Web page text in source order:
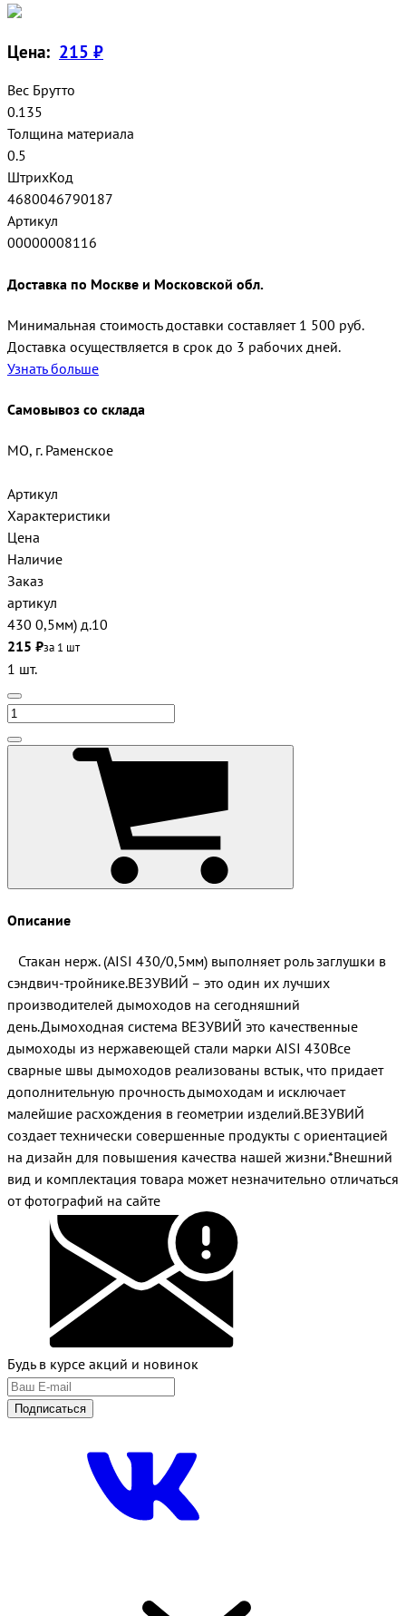
Цена: 215 ₽
Вес Брутто
0.135
Толщина материала
0.5
ШтрихКод
4680046790187
Артикул
00000008116
Доставка по Москве и Московской обл.
Минимальная стоимость доставки составляет 1 500 руб.
Доставка осуществляется в срок до 3 рабочих дней.
Узнать больше
Самовывоз со склада
МО, г. Раменское
Артикул
Характеристики
Цена
Наличие
Заказ
артикул
430 0,5мм) д.10
215 ₽за 1 шт
1 шт.
Описание
Стакан нерж. (AISI 430/0,5мм) выполняет роль заглушки в
сэндвич-тройнике.ВЕЗУВИЙ – это один их лучших
производителей дымоходов на сегодняшний
день.Дымоходная система ВЕЗУВИЙ это качественные
дымоходы из нержавеющей стали марки AISI 430Все
сварные швы дымоходов реализованы встык, что придает
дополнительную прочность дымоходам и исключает
малейшие расхождения в геометрии изделий.ВЕЗУВИЙ
создает технически совершенные продукты с ориентацией
на дизайн для повышения качества нашей жизни.*Внешний
вид и комплектация товара может незначительно отличаться
от фотографий на сайте
Будь в курсе акций и новинок
Подписаться